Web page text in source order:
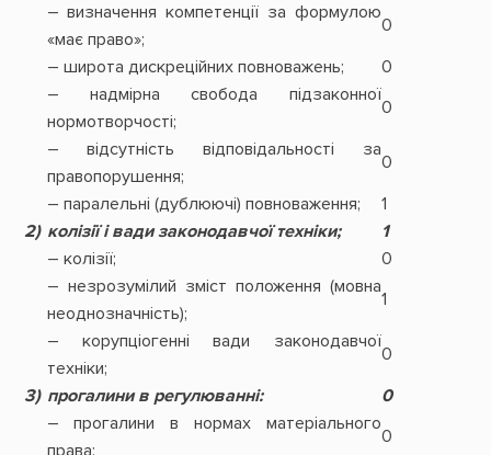
– визначення компетенції за формулою
«має право»;
0
– широта дискреційних повноважень;
0
– надмірна свобода підзаконної
нормотворчості;
0
– відсутність відповідальності за
правопорушення;
0
– паралельні (дублюючі) повноваження;
1
2) колізії і вади законодавчої техніки;
1
– колізії;
0
– незрозумілий зміст положення (мовна
неоднозначність);
1
– корупціогенні вади законодавчої
техніки;
0
3) прогалини в регулюванні:
0
– прогалини в нормах матеріального
0